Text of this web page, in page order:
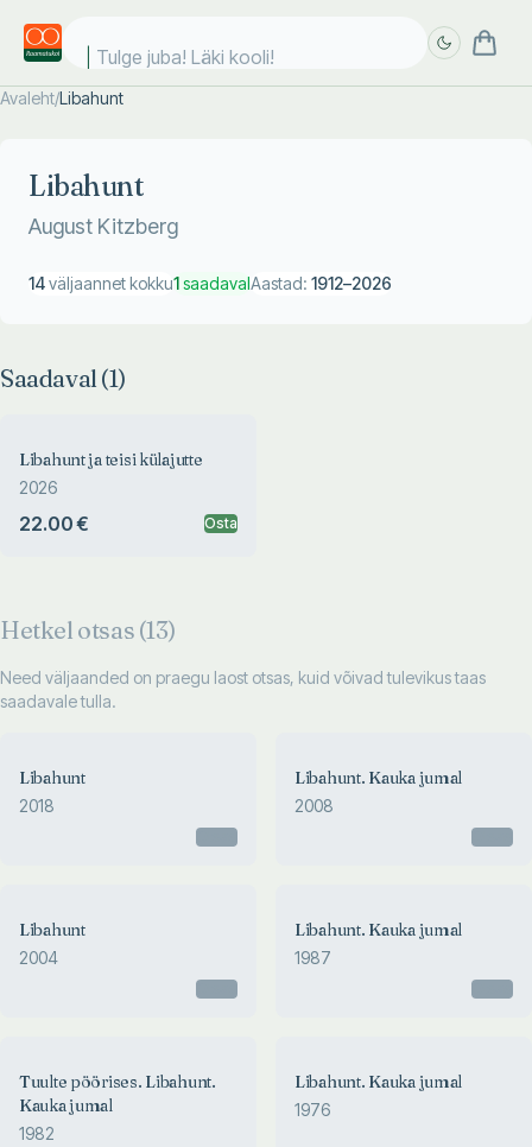
Tulge juba! Läki kooli!
Avaleht/Libahunt
Libahunt
August Kitzberg
14väljaannet kokku1saadavalAastad: 1912–2026
Saadaval (1)
Libahunt ja teisi külajutte
2026
22.00 € Osta
Hetkel otsas (13)
Need väljaanded on praegu laost otsas, kuid võivad tulevikus taas
saadavale tulla.
Libahunt
2018
Libahunt. Kauka jumal
2008
Libahunt
2004
Libahunt. Kauka jumal
1987
Tuulte pöörises. Libahunt.
Kauka jumal
1982
Libahunt. Kauka jumal
1976